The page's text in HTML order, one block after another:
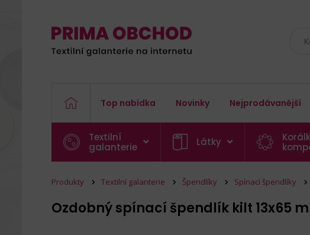
Top nabídka Novinky Nejprodávanější
Textilní
galanterie
Látky
Produkty Textilní galanterie Špendlíky Spínací špendlíky
Ozdobný spínací špendlík kilt 13x65